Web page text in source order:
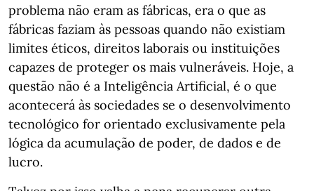
problema não eram as fábricas, era o que as
fábricas faziam às pessoas quando não existiam
limites éticos, direitos laborais ou instituições
capazes de proteger os mais vulneráveis. Hoje, a
questão não é a Inteligência Artificial, é o que
acontecerá às sociedades se o desenvolvimento
tecnológico for orientado exclusivamente pela
lógica da acumulação de poder, de dados e de
lucro.